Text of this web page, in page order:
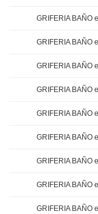
GRIFERIA BAÑO
GRIFERIA BAÑO
GRIFERIA BAÑO
GRIFERIA BAÑO
GRIFERIA BAÑO
GRIFERIA BAÑO
GRIFERIA BAÑO
GRIFERIA BAÑO
GRIFERIA BAÑO